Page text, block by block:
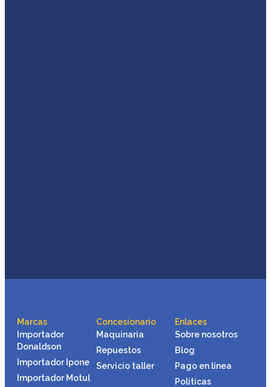
Marcas
Importador
Donaldson
Importador Ipone
Importador Motul
Concesionario
Maquinaria
Repuestos
Servicio taller
Enlaces
Sobre nosotros
Blog
Pago en línea
Politicas